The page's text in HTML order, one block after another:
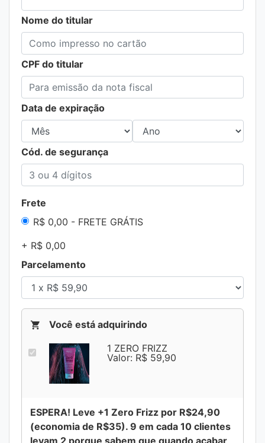
Nome do titular
CPF do titular
Data de expiração
Cód. de segurança
Frete
R$ 0,00 - FRETE GRÁTIS
+ R$ 0,00
Parcelamento
Você está adquirindo
1 ZERO FRIZZ
Valor: R$ 59,90
ESPERA! Leve +1 Zero Frizz por R$24,90
(economia de R$35). 9 em cada 10 clientes
levam 2 porque sabem que quando acabar,